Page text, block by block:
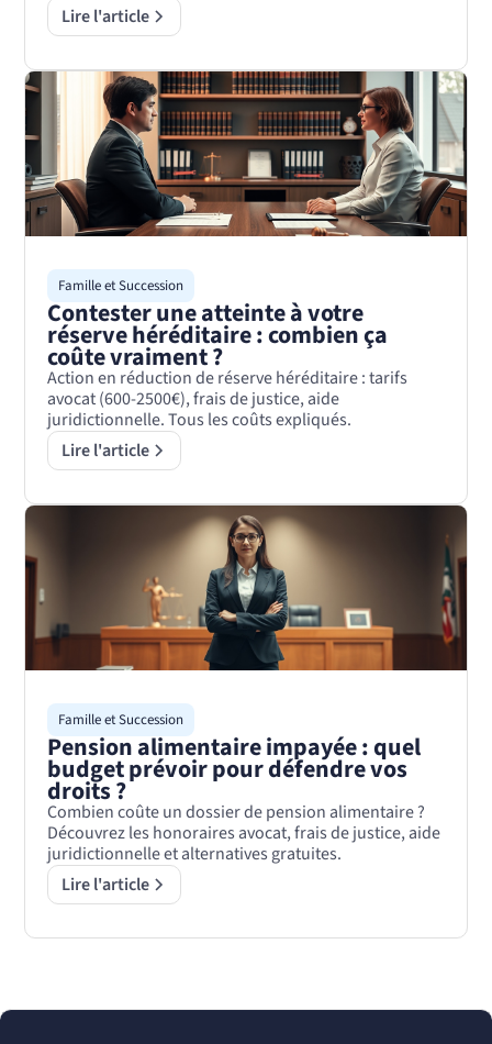
Lire l'article
Famille et Succession
Contester une atteinte à votre
réserve héréditaire : combien ça
coûte vraiment ?
Action en réduction de réserve héréditaire : tarifs
avocat (600-2500€), frais de justice, aide
juridictionnelle. Tous les coûts expliqués.
Lire l'article
Famille et Succession
Pension alimentaire impayée : quel
budget prévoir pour défendre vos
droits ?
Combien coûte un dossier de pension alimentaire ?
Découvrez les honoraires avocat, frais de justice, aide
juridictionnelle et alternatives gratuites.
Lire l'article